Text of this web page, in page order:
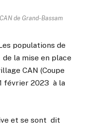
de Grand-Bassam
populations de
la mise en place
CAN (Coupe
février 2023 à la
et se sont dit